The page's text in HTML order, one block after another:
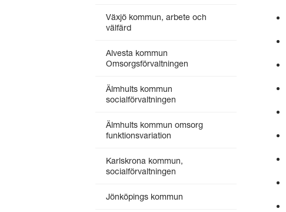
Växjö kommun, arbete och
välfärd
Alvesta kommun
Omsorgsförvaltningen
Älmhults kommun
socialförvaltningen
Älmhults kommun omsorg
funktionsvariation
Karlskrona kommun,
socialförvaltningen
Jönköpings kommun